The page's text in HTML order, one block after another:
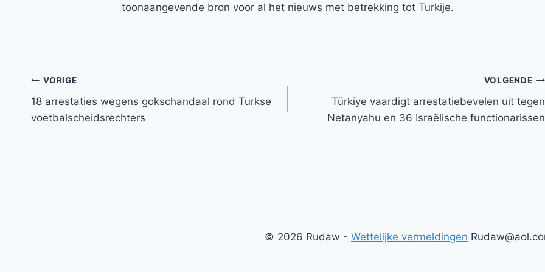
toonaangevende bron voor al het nieuws met betrekking tot Turkije.
Bericht
navigatie
VORIGE
18 arrestaties wegens gokschandaal rond Turkse
voetbalscheidsrechters
VOLGENDE
Türkiye vaardigt arrestatiebevelen uit tegen
Netanyahu en 36 Israëlische functionarissen
© 2026 Rudaw - Wettelijke vermeldingen